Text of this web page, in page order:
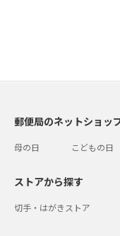
郵便局のネットショッ
母の日 こどもの日
ストアから探す
切手・はがきストア